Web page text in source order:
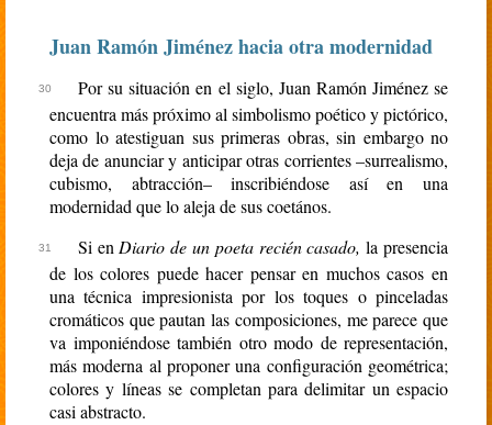
Juan Ramón Jiménez hacia otra modernidad
Por su situación en el siglo, Juan Ramón Jiménez se
encuentra más próximo al simbolismo poético y pictórico,
como lo atestiguan sus primeras obras, sin embargo no
deja de anunciar y anticipar otras corrientes –surrealismo,
cubismo, abtracción– inscribiéndose así en una
modernidad que lo aleja de sus coetános.
Si enDiario de un poeta recién casado,la presencia
de los colores puede hacer pensar en muchos casos en
una técnica impresionista por los toques o pinceladas
cromáticos que pautan las composiciones, me parece que
va imponiéndose también otro modo de representación,
más moderna al proponer una configuración geométrica;
colores y líneas se completan para delimitar un espacio
casi abstracto.